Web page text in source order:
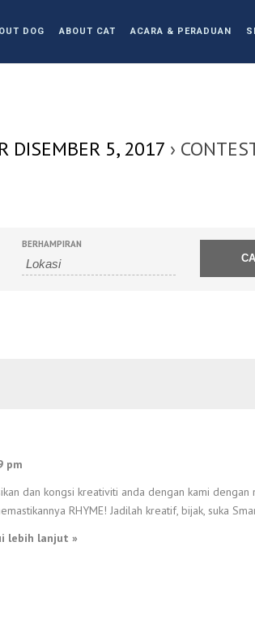
DOG ABOUT CAT ACARA & PERADUAN
DISEMBER 5, 2017 ›
BERHAMPIRAN
pm
dan kongsi kreativiti anda dengan kami
RHYME! Jadilah kreatif, bijak, suka
lebih lanjut »